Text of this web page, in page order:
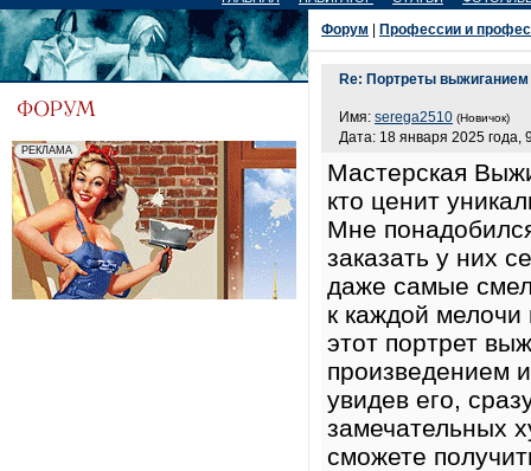
Форум Профессии и
Re: Портреты выжиганием
Имя: serega2510 (Новичок)
Дата: 18 января 2025 года,
Мастерская
кто ценит
Мне
заказать у них
даже самые
к каждой мелочи
этот портрет
произведением
увидев его,
замечательных
сможете